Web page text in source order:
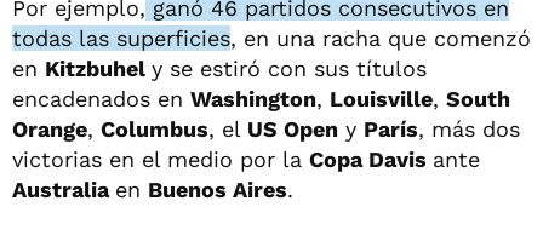
Por ejemplo, ganó 46 partidos consecutivos en
todas las superficies, en una racha que comenzó
en Kitzbuhel y se estiró con sus títulos
encadenados en Washington, Louisville, South
Orange, Columbus, el US Open y París, más dos
victorias en el medio por la Copa Davis ante
Australia en Buenos Aires.